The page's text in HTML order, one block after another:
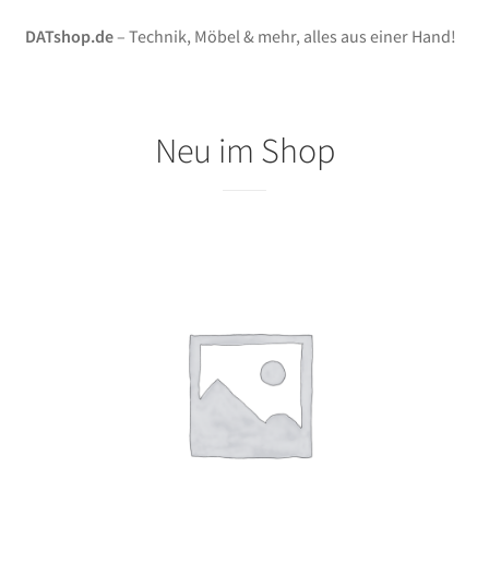
DATshop.de– Technik, Möbel & mehr, alles aus einer Hand!
Neu im Shop